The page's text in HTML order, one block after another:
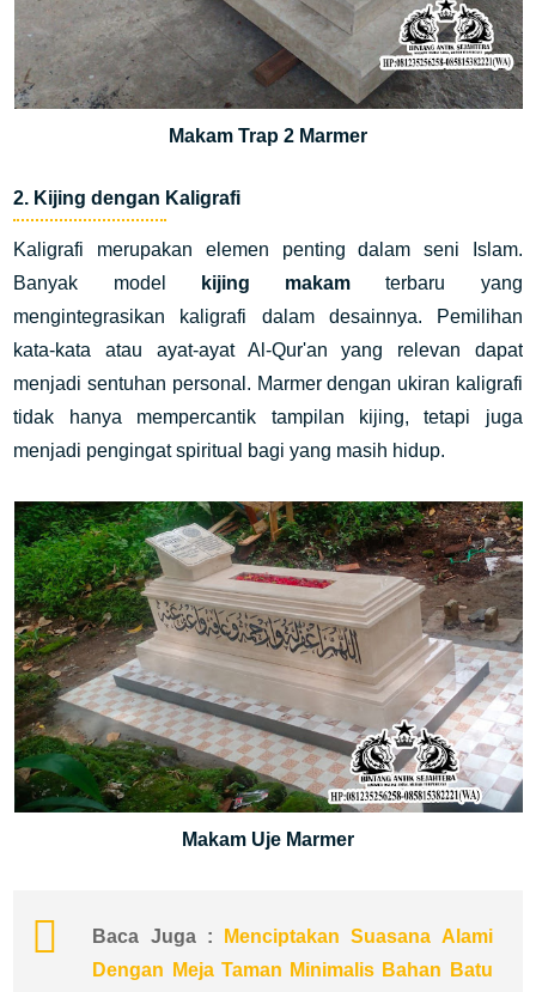
Makam Trap 2 Marmer
2. Kijing dengan Kaligrafi
Kaligrafi merupakan elemen penting dalam seni Islam.
Banyak model
kijing makamterbaru yang
mengintegrasikan kaligrafi dalam desainnya. Pemilihan
kata-kata atau ayat-ayat Al-Qur'an yang relevan dapat
menjadi sentuhan personal. Marmer dengan ukiran kaligrafi
tidak hanya mempercantik tampilan kijing, tetapi juga
menjadi pengingat spiritual bagi yang masih hidup.
Makam Uje Marmer
Baca Juga :
Menciptakan Suasana Alami
Dengan Meja Taman Minimalis Bahan Batu